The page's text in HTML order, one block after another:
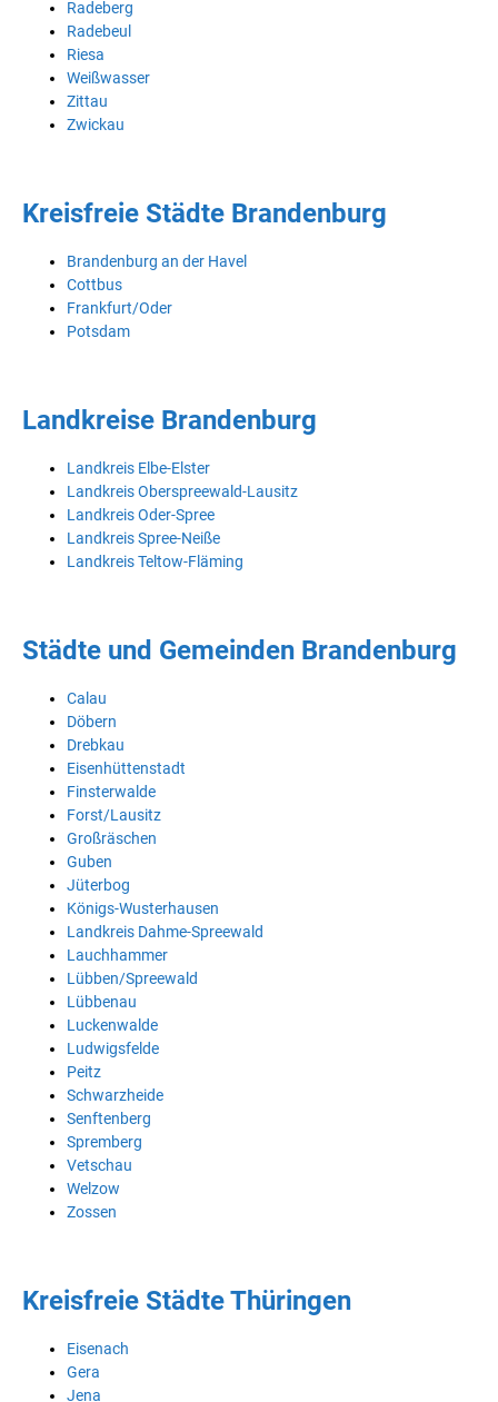
Radeberg
Radebeul
Riesa
Weißwasser
Zittau
Zwickau
Kreisfreie Städte Brandenburg
Brandenburg an der Havel
Cottbus
Frankfurt/Oder
Potsdam
Landkreise Brandenburg
Landkreis Elbe-Elster
Landkreis Oberspreewald-Lausitz
Landkreis Oder-Spree
Landkreis Spree-Neiße
Landkreis Teltow-Fläming
Städte und Gemeinden Brandenburg
Calau
Döbern
Drebkau
Eisenhüttenstadt
Finsterwalde
Forst/Lausitz
Großräschen
Guben
Jüterbog
Königs-Wusterhausen
Landkreis Dahme-Spreewald
Lauchhammer
Lübben/Spreewald
Lübbenau
Luckenwalde
Ludwigsfelde
Peitz
Schwarzheide
Senftenberg
Spremberg
Vetschau
Welzow
Zossen
Kreisfreie Städte Thüringen
Eisenach
Gera
Jena